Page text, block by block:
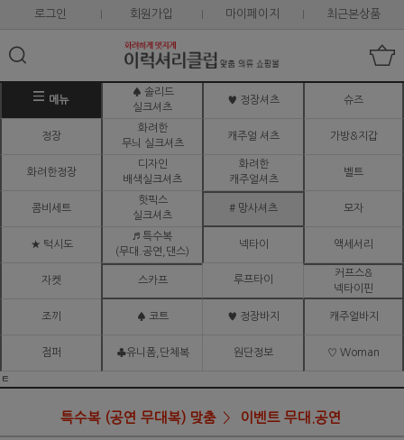
로그인 회원가입 마이페이지 최근본상품
메뉴
♠ 솔리드
실크셔츠
♥ 정장셔츠 슈즈
정장
화려한
무늬 실크셔츠
캐주얼 셔츠 가방&지갑
화려한정장
디자인
배색실크셔츠
화려한
캐주얼셔츠
벨트
콤비세트
핫픽스
실크셔츠
# 망사셔츠 모자
★ 턱시도
♬ 특수복
(무대.공연,댄스)
넥타이 액세서리
자켓 스카프 루프타이
커프스&
넥타이핀
조끼 ♠ 코트 ♥ 정장바지 캐주얼바지
점퍼 ♣유니폼,단체복 원단정보 ♡ Woman
ㅌ
특수복 (공연 무대복) 맞춤 이벤트 무대.공연